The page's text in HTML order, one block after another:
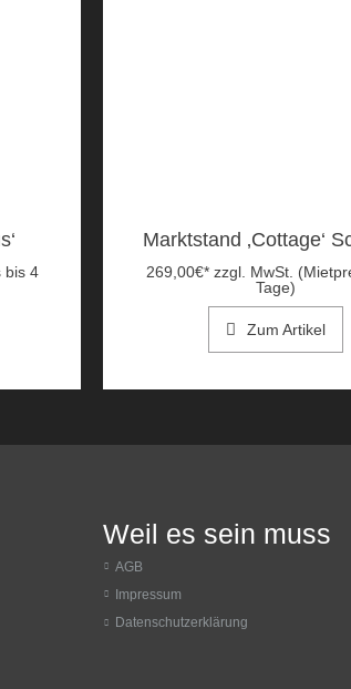
bis 4
Marktstand ‚Cottage‘
269,00€* zzgl. MwSt.
Tage)
Zum Artikel
Weil es sein muss
AGB
Impressum
Datenschutzerklärung